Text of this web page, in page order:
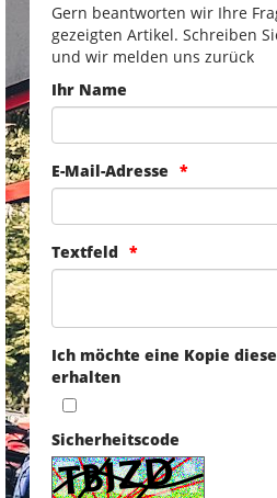
Gern beantworten wir Ihre
gezeigten Artikel. Schreiben
und wir melden uns zurück
Ihr Name
E-Mail-Adresse
Textfeld
Ich möchte eine Kopie
erhalten
Sicherheitscode